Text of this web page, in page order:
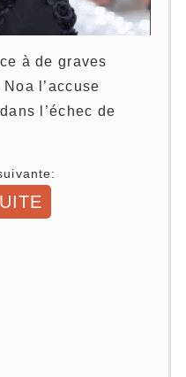
à de graves
l’accuse
l’échec de